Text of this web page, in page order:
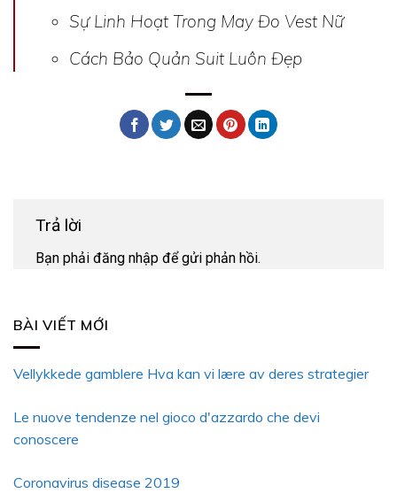
BÀI VIẾT MỚI
Vellykkede gamblere Hva kan vi lære av deres strategier
Le nuove tendenze nel gioco d'azzardo che devi
conoscere
Coronavirus disease 2019
Sự Linh Hoạt Trong May Đo Vest Nữ
Cách Bảo Quản Suit Luôn Đẹp
Trả lời
Bạn phải đăng nhập để gửi phản hồi.